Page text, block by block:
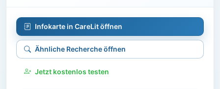
Infokarte in CareLit öffnen
Ähnliche Recherche öffnen
Jetzt kostenlos testen